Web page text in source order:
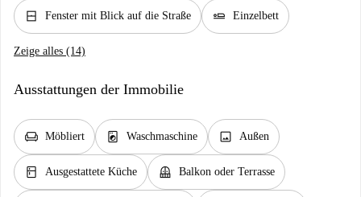
window_closed Fenster mit Blick auf die Straße airline_seat_flat Einzelbett
Zeige alles (14)
Ausstattungen der Immobilie
chair Möbliert local_laundry_service Waschmaschine image Außen
kitchen Ausgestattete Küche balcony Balkon oder Terrasse